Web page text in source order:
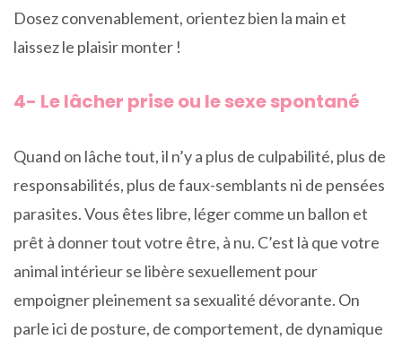
Dosez convenablement, orientez bien la main et
laissez le plaisir monter !
4- Le lâcher prise ou le sexe spontané
Quand on lâche tout, il n’y a plus de culpabilité, plus de
responsabilités, plus de faux-semblants ni de pensées
parasites. Vous êtes libre, léger comme un ballon et
prêt à donner tout votre être, à nu. C’est là que votre
animal intérieur se libère sexuellement pour
empoigner pleinement sa sexualité dévorante. On
parle ici de posture, de comportement, de dynamique